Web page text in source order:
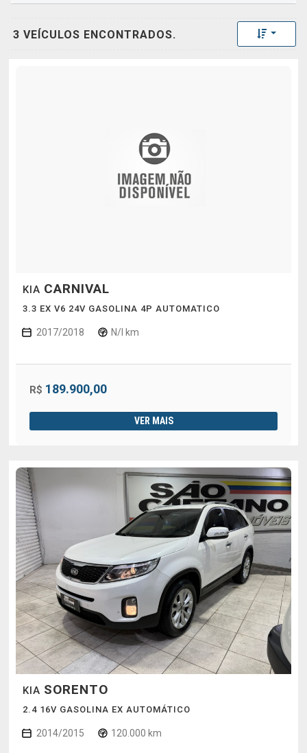
3 VEÍCULOS ENCONTRADOS. Toggle
KIA CARNIVAL
3.3 EX V6 24V GASOLINA 4P AUTOMATICO
2017/2018 N/I km
R$ 189.900,00
VER MAIS
KIA SORENTO
2.4 16V GASOLINA EX AUTOMÁTICO
2014/2015 120.000 km